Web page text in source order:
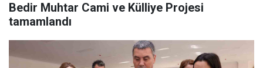
Bedir Muhtar Cami ve Külliye Projesi
tamamlandı